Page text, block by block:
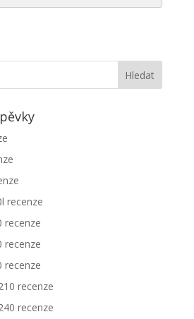
recenze
recenze
recenze
recenze
recenze
recenze